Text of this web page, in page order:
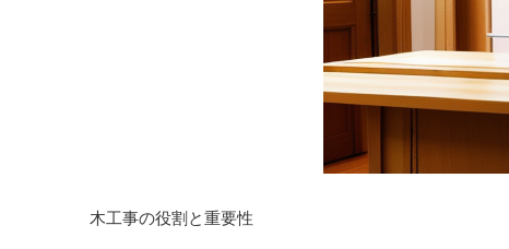
木工事の役割と重要性